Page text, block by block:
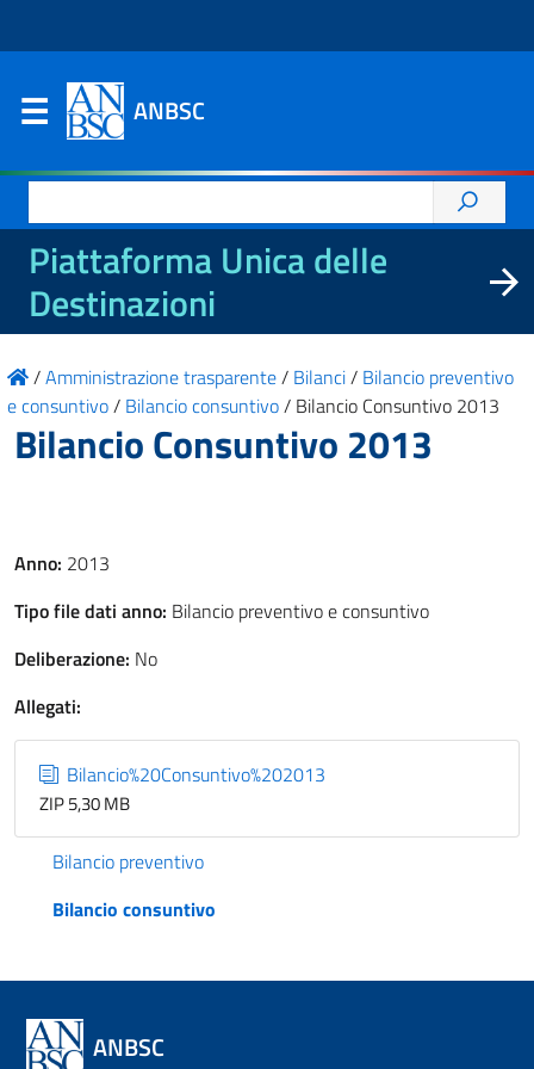
ANBSC
per:
Piattaforma Unica delle
Destinazioni
/Amministrazione trasparente/ Bilanci/ Bilancio preventivo
e consuntivo/ Bilancio consuntivo/ Bilancio Consuntivo 2013
Bilancio Consuntivo 2013
Anno: 2013
Tipo file dati anno: Bilancio preventivo e consuntivo
Deliberazione: No
Allegati:
Bilancio%20Consuntivo%202013
ZIP 5,30 MB
Bilancio preventivo
Bilancio consuntivo
ANBSC